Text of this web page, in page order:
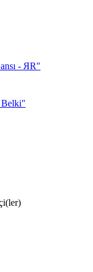
- ЯR"
Belki"